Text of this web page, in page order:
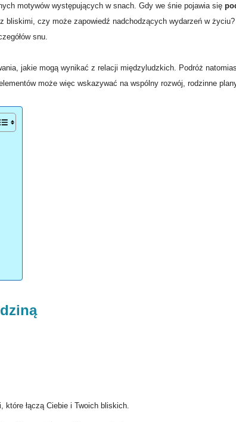
motywów występujących w snach. Gdy we śnie pojawia się
bliskimi, czy może zapowiedź nadchodzących wydarzeń w
snu.
jakie mogą wynikać z relacji międzyludzkich. Podróż
może więc wskazywać na wspólny rozwój, rodzinne
łączą Ciebie i Twoich bliskich.